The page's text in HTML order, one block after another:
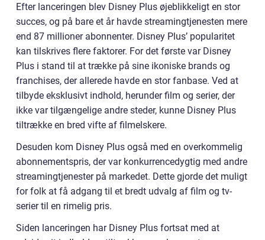
Efter lanceringen blev Disney Plus øjeblikkeligt en stor
succes, og på bare et år havde streamingtjenesten mere
end 87 millioner abonnenter. Disney Plus’ popularitet
kan tilskrives flere faktorer. For det første var Disney
Plus i stand til at trække på sine ikoniske brands og
franchises, der allerede havde en stor fanbase. Ved at
tilbyde eksklusivt indhold, herunder film og serier, der
ikke var tilgængelige andre steder, kunne Disney Plus
tiltrække en bred vifte af filmelskere.
Desuden kom Disney Plus også med en overkommelig
abonnementspris, der var konkurrencedygtig med andre
streamingtjenester på markedet. Dette gjorde det muligt
for folk at få adgang til et bredt udvalg af film og tv-
serier til en rimelig pris.
Siden lanceringen har Disney Plus fortsat med at